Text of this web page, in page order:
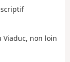
non loin